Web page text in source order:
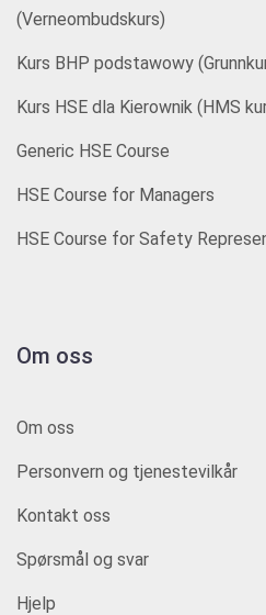
(Verneombudskurs)
Kurs BHP podstawowy
Kurs HSE dla Kierownik (HMS
Generic HSE Course
HSE Course for Managers
HSE Course for Safety
Om oss
Om oss
Personvern og tjenestevilkår
Kontakt oss
Spørsmål og svar
Hjelp